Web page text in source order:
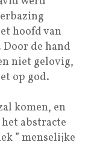
hoofd van
de hand
niet gelovig,
op god.
komen, en
abstracte
” menselijke